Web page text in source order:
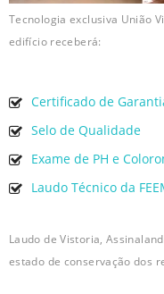
Tecnologia exclusiva União
edifício receberá:
Certificado de
Selo de Qualidade
Exame de PH e
Laudo Técnico da
Laudo de Vistoria,
estado de conservação dos